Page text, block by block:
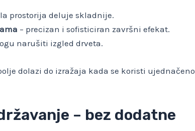
prostorija deluje skladnije.
– precizan i sofisticiran završni efekat.
narušiti izgled drveta.
dolazi do izražaja kada se koristi ujednačeno
– bez dodatne